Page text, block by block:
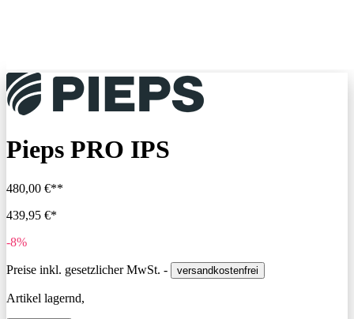
Pieps PRO IPS
480,00 €**
439,95 €*
-8%
Preise inkl. gesetzlicher MwSt. - versandkostenfrei
Artikel lagernd,